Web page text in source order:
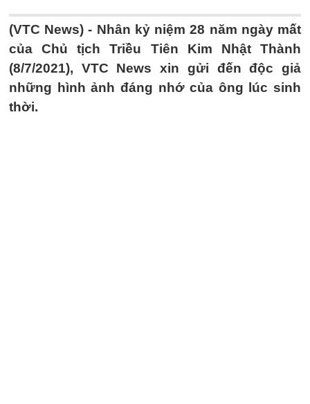
(VTC News) - Nhân kỷ niệm 28 năm ngày mất
của Chủ tịch Triều Tiên Kim Nhật Thành
(8/7/2021), VTC News xin gửi đến độc giả
những hình ảnh đáng nhớ của ông lúc sinh
thời.